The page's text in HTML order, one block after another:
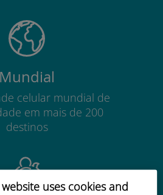
uses cookies and
Mundial
celular mundial de
em mais de 200
destinos